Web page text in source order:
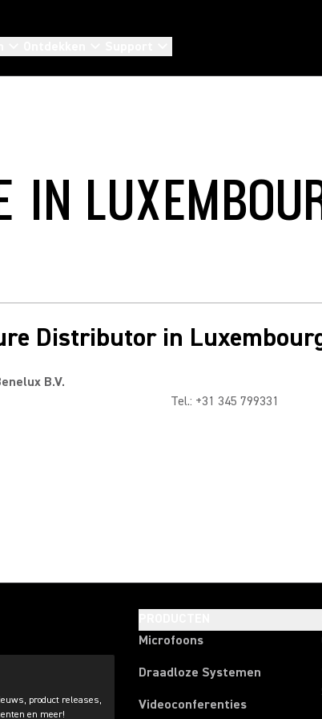
IN
Distributor in
B.V.
Tel.: +31 345 799331
product releases,
en meer!
Microfoons
Draadloze Systemen
Videoconferenties